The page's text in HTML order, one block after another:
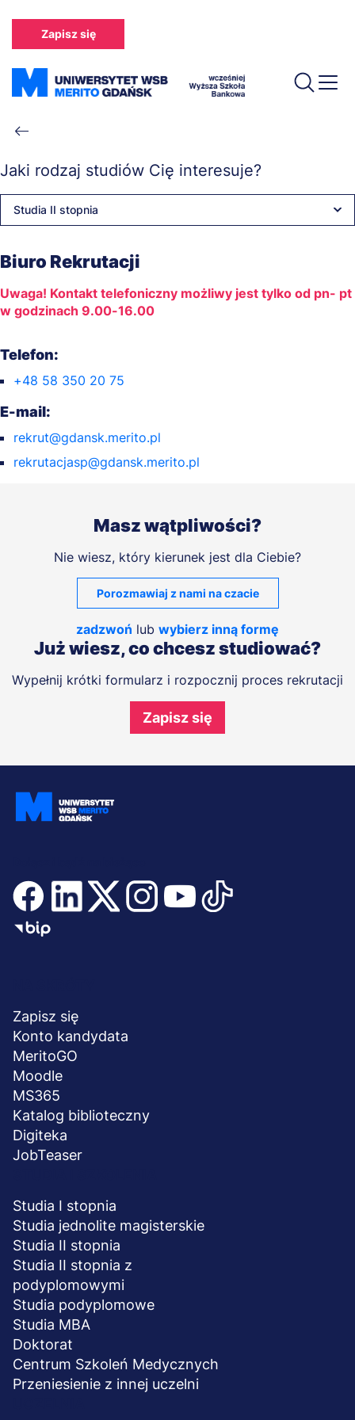
treści
Zapisz się
Ścieżka
nawigacyjna
Jaki rodzaj studiów Cię interesuje?
Studia II stopnia
Biuro Rekrutacji
Uwaga! Kontakt telefoniczny możliwy jest tylko od pn- pt
w godzinach 9.00-16.00
Telefon:
+48 58 350 20 75
E-mail:
rekrut@gdansk.merito.pl
rekrutacjasp@gdansk.merito.pl
Masz wątpliwości?
Nie wiesz, który kierunek jest dla Ciebie?
Porozmawiaj z nami na czacie
zadzwoń lub wybierz inną formę
Już wiesz, co chcesz studiować?
Wypełnij krótki formularz i rozpocznij proces rekrutacji
Zapisz się
stopka
Zapisz się
Konto kandydata
MeritoGO
Moodle
MS365
Katalog biblioteczny
Digiteka
JobTeaser
Studia I stopnia
Studia jednolite magisterskie
Studia II stopnia
Studia II stopnia z
podyplomowymi
Studia podyplomowe
Studia MBA
Doktorat
Centrum Szkoleń Medycznych
Przeniesienie z innej uczelni